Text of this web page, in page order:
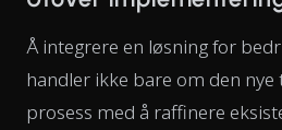
Å integrere en løsning for
handler ikke bare om den nye
prosess med å raffinere